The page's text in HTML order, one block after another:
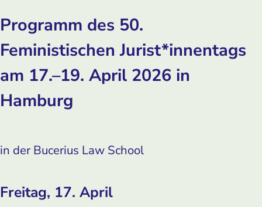
Programm des 50.
Feministischen Jurist*innentags
am 17.–19. April 2026 in
Hamburg
in der Bucerius Law School
Freitag, 17. April